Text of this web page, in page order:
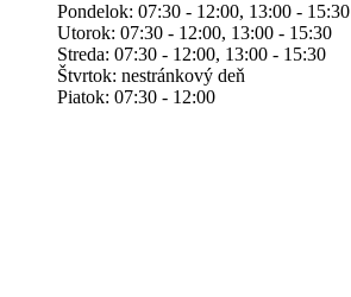
Pondelok: 07:30 - 12:00, 13:00 - 15:30
Utorok: 07:30 - 12:00, 13:00 - 15:30
Streda: 07:30 - 12:00, 13:00 - 15:30
Štvrtok: nestránkový deň
Piatok: 07:30 - 12:00